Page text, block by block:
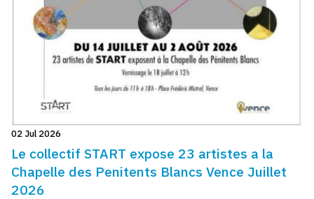
02 Jul 2026
Le collectif START expose 23 artistes a la
Chapelle des Penitents Blancs Vence Juillet
2026